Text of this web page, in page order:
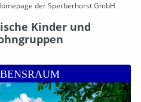
der Sperberhorst GmbH
Kinder und